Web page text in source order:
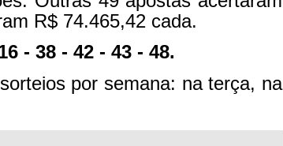
R$ 74.465,42 cada.
- 38 - 42 - 43 - 48.
por semana: na terça, na